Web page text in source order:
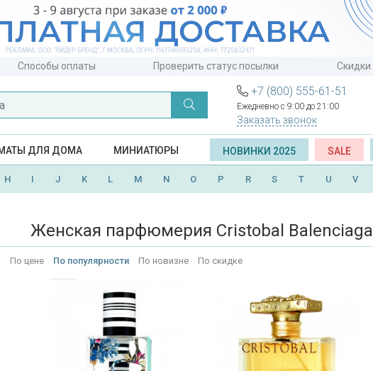
Способы оплаты Проверить статус посылки Скидки
+7 (800) 555-61-51
Ежедневно с 9:00 до 21:00
Заказать звонок
ДЛЯ ДОМА МИНИАТЮРЫ НОВИНКИ 2025 SALE
H I J K L M N O P R S T U V
Женская парфюмерия Cristobal Balenciaga
По цене По популярности По новизне По скидке